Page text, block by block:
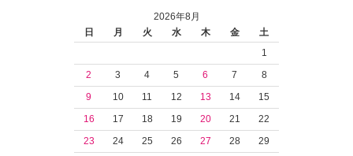
2026年8月
日
月 火 水 木 金
土
1
2
3 4 5 6 7
8
9
10 11 12 13 14
15
16
17 18 19 20 21
22
23
24 25 26 27 28
29